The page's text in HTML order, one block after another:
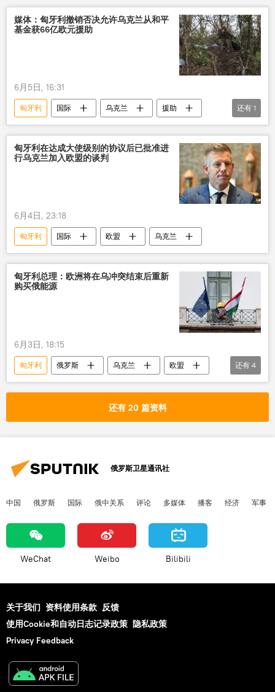
媒体：匈牙利撤销否决允许乌克兰从和平
基金获66亿欧元援助
6月5日, 16:31
匈牙利 国际 乌克兰
援助
基金
还有 1
匈牙利在达成大使级别的协议后已批准进
行乌克兰加入欧盟的谈判
6月4日, 23:18
匈牙利 国际 欧盟 乌克兰
匈牙利总理：欧洲将在乌冲突结束后重新
购买俄能源
6月3日, 18:15
匈牙利 俄罗斯 乌克兰
欧盟
欧洲
国际 石油 制裁
还有 4
还有 20 篇资料
俄罗斯卫星通讯社
中国 俄罗斯 国际 俄中关系 评论 多媒体 播客 经济 军事
WeChat Weibo Bilibili
关于我们 资料使用条款 反馈
使用Cookie和自动日志记录政策 隐私政策
Privacy Feedback